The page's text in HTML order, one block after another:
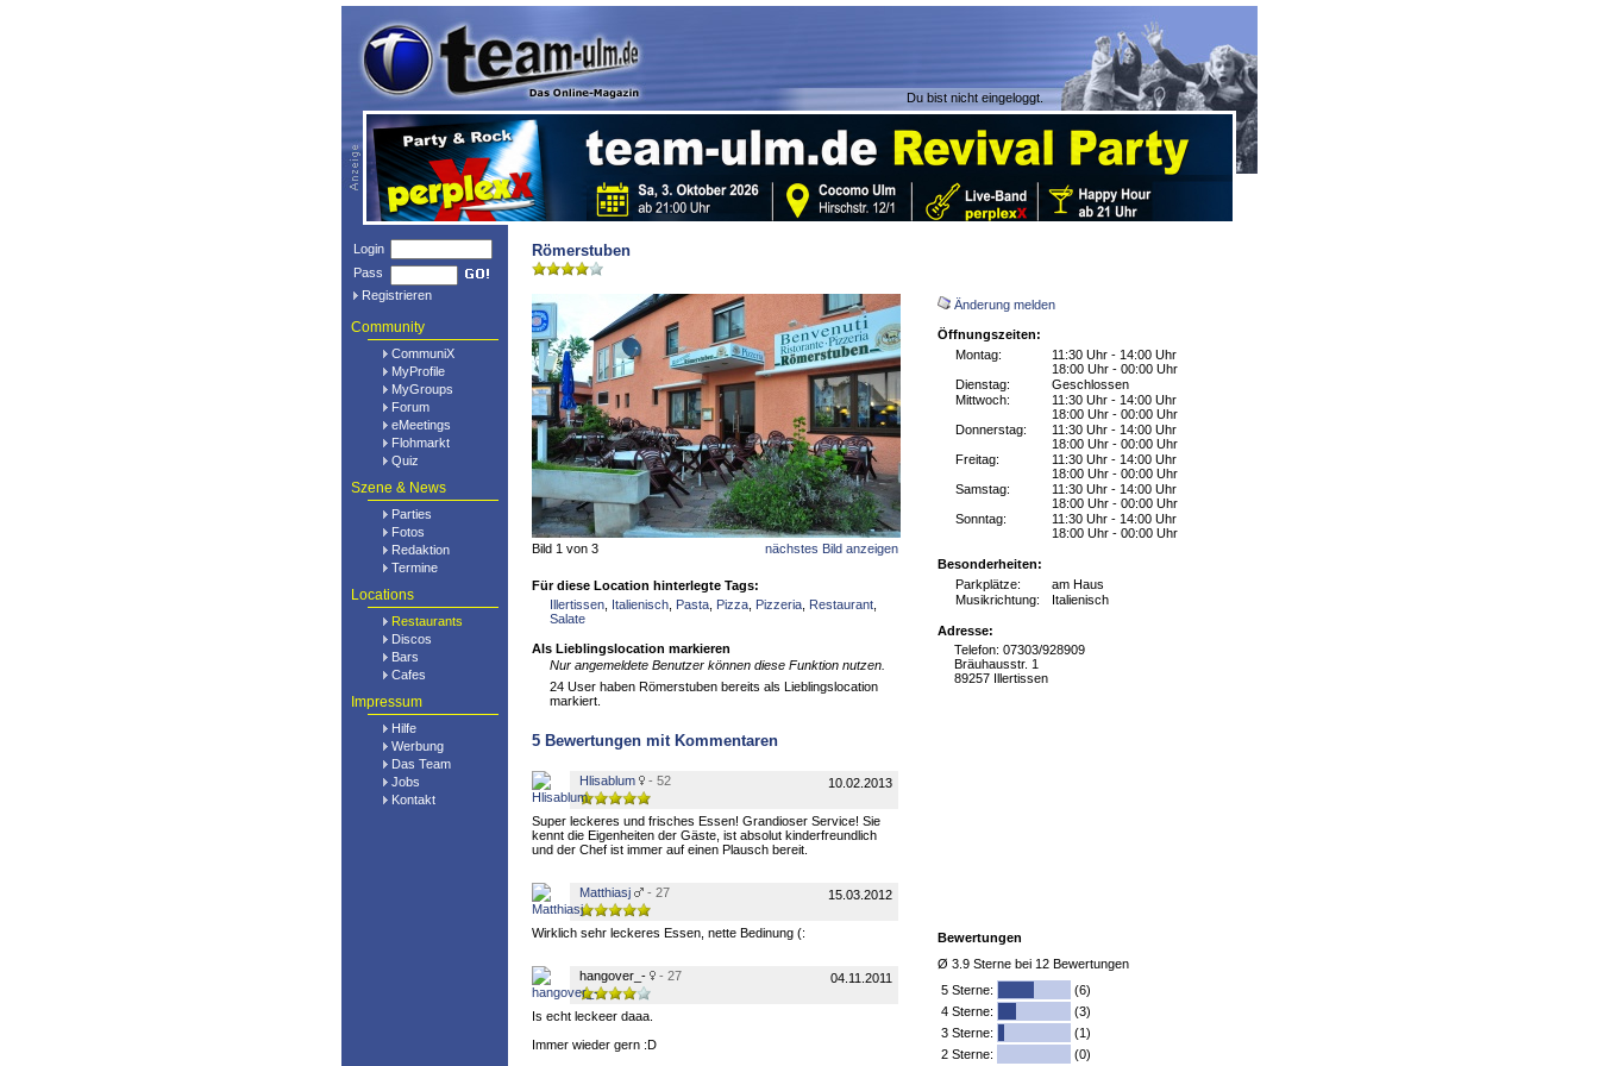
Du bist nicht eingeloggt.
Login
Pass
Registrieren
Community
CommuniX
MyProfile
MyGroups
Forum
eMeetings
Flohmarkt
Quiz
Szene & News
Parties
Fotos
Redaktion
Termine
Locations
Restaurants
Discos
Bars
Cafes
Impressum
Hilfe
Werbung
Das Team
Jobs
Kontakt
Römerstuben
Änderung melden
Öffnungszeiten:
Montag:
11:30 Uhr - 14:00 Uhr
18:00 Uhr - 00:00 Uhr
Dienstag:
Geschlossen
Mittwoch:
11:30 Uhr - 14:00 Uhr
18:00 Uhr - 00:00 Uhr
Donnerstag:
11:30 Uhr - 14:00 Uhr
18:00 Uhr - 00:00 Uhr
Freitag:
11:30 Uhr - 14:00 Uhr
18:00 Uhr - 00:00 Uhr
Samstag:
11:30 Uhr - 14:00 Uhr
18:00 Uhr - 00:00 Uhr
Sonntag:
11:30 Uhr - 14:00 Uhr
18:00 Uhr - 00:00 Uhr
Besonderheiten:
Parkplätze:
am Haus
Musikrichtung:
Italienisch
Adresse:
Telefon: 07303/928909
Bräuhausstr. 1
89257 Illertissen
Bewertungen
Ø 3.9 Sterne bei 12 Bewertungen
5 Sterne:
(6)
4 Sterne:
(3)
3 Sterne:
(1)
2 Sterne:
(0)
Bild 1 von 3 nächstes Bild anzeigen
Für diese Location hinterlegte Tags:
Illertissen Italienisch Pasta Pizza Pizzeria Restaurant
Salate
Als Lieblingslocation markieren
Nur angemeldete Benutzer können diese Funktion nutzen.
24 User haben Römerstuben bereits als Lieblingslocation
markiert.
5 Bewertungen mit Kommentaren
Hlisablum - 52 10.02.2013
Super leckeres und frisches Essen! Grandioser Service! Sie
kennt die Eigenheiten der Gäste, ist absolut kinderfreundlich
und der Chef ist immer auf einen Plausch bereit.
Matthiasj - 27 15.03.2012
Wirklich sehr leckeres Essen, nette Bedinung (:
hangover_- - 27 04.11.2011
Is echt leckeer daaa.
Immer wieder gern :D